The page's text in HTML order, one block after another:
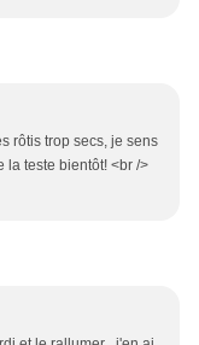
rôtis trop secs, je sens
la teste bientôt! <br />